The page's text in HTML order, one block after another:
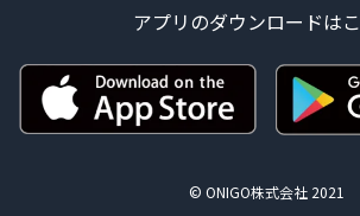
アプリのダウンロードは
© ONIGO株式会社 2021